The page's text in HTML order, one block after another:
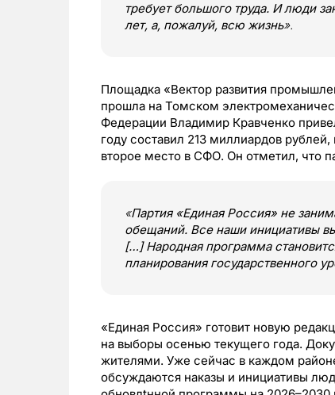
требует большого труда. И люди
лет, а, пожалуй, всю жизнь».
Площадка «Вектор развития
прошла на Томском
Федерации Владимир Кравченко
году составил 213 миллиардов
второе место в СФО. Он отметил, что
«Партия «Единая Россия» не
обещаний. Все наши инициативы
[…] Народная программа
планирования государственного
«Единая Россия» готовит новую
на выборы осенью текущего года.
жителями. Уже сейчас в каждом
обсуждаются наказы и инициативы